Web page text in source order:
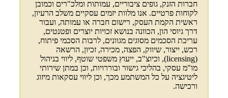
חברות הזנק, גופים ציבוריים, עמותות ומלכ"רים וכמובן
לקוחות פרטיים. אנו מלוות יזמים עסקיים משלב הרעיון,
ראשית הקמת העסק, רישום חברה או עמותה, ועבור
דרך גיוסי הון, הכוונה בנושא זכויות יוצרים ופטנטים,
עריכת הסכמים מסוגים מגוונים, לרבות הסכמי פיתוח,
רכש, ייצור, שיווק, הפצה, מכירה, זכיון, הרשאה
(licensing), וכיוצ"ב, ייעוץ משפטי שוטף, ליווי בניהול
מו"מ עסקי, בהליכי גישור ובוררויות, וכן במתן שירותי
ליטיגציה על כל המשתמע מכך, וכן ליווי עסקאות מיזוג
ורכישה.